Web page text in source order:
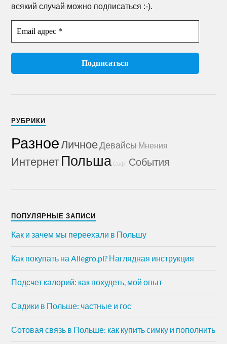
всякий случай можно подписаться :-).
РУБРИКИ
РазноеЛичноеДевайсы Мнения
ИнтернетПольша Софт События
ПОПУЛЯРНЫЕ ЗАПИСИ
Как и зачем мы переехали в Польшу
Как покупать на Allegro.pl? Наглядная инструкция
Подсчет калорий: как похудеть, мой опыт
Садики в Польше: частные и гос
Сотовая связь в Польше: как купить симку и пополнить